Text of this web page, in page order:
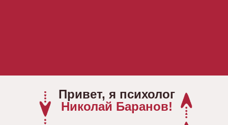
Привет, я психолог
Николай Баранов!